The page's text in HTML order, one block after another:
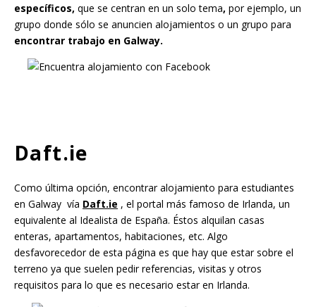
específicos, que se centran en un solo tema, por ejemplo, un
grupo donde sólo se anuncien alojamientos o un grupo para
encontrar trabajo en Galway.
Daft.ie
Como última opción, encontrar alojamiento para estudiantes
en Galway vía Daft.ie , el portal más famoso de Irlanda, un
equivalente al Idealista de España. Éstos alquilan casas
enteras, apartamentos, habitaciones, etc. Algo
desfavorecedor de esta página es que hay que estar sobre el
terreno ya que suelen pedir referencias, visitas y otros
requisitos para lo que es necesario estar en Irlanda.